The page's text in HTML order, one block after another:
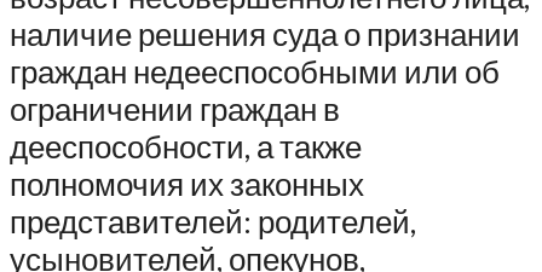
наличие решения суда о признании
граждан недееспособными или об
ограничении граждан в
дееспособности, а также
полномочия их законных
представителей: родителей,
усыновителей, опекунов,